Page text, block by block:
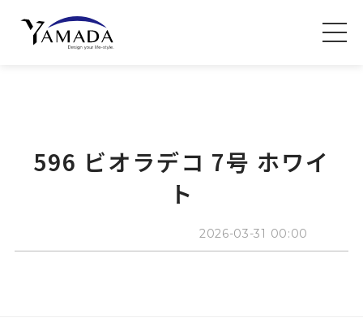
596 ビオラデコ 7号 ホワイ
ト
2026-03-31 00:00